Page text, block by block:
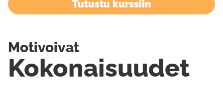
Tutustu kurssiin
Kokonaisuudet
Motivoivat